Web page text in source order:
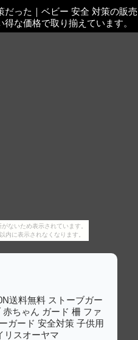
ないため表示されています。
内に表示されなくなります。
だった ｜ ベビー 安全 対策の販売
な価格で取り揃えています。
送料無料 ストーブガー
赤ちゃん ガード 柵 ファ
ガード 安全対策 子供用
リスオーヤマ